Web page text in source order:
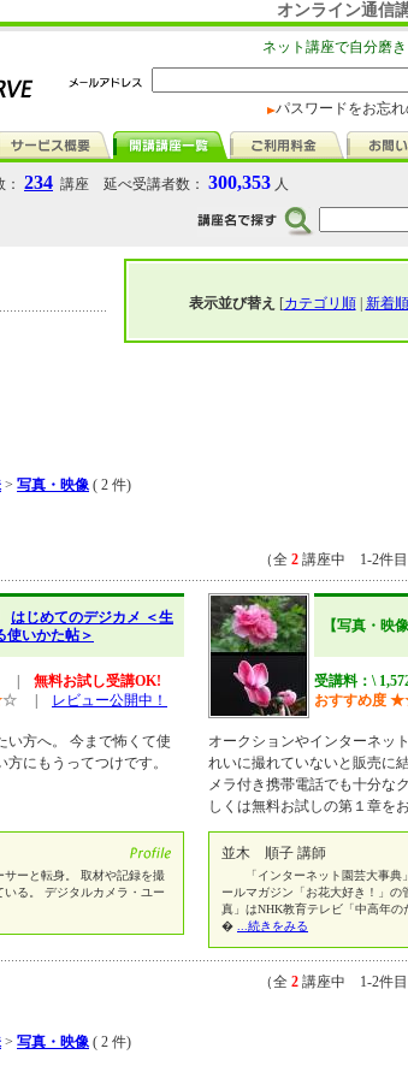
オンライン通信
ネット講座で自分磨
パスワードをお忘れ
234 講座 延べ受講者数： 300,353 人
表示並び替え [カテゴリ順| 新着順
> 写真・映像 ( 2 件)
（全 2 講座中 1-2件
はじめてのデジカメ ＜生
使いかた帖＞
無料お試し受講OK!
☆ レビュー公開中！
い方へ。 今まで怖くて使
にもうってつけです。
サーと転身。 取材や記録を撮
る。 デジタルカメラ・ユー
【写真・映
受講料：\
おすすめ度 ★
オークションやインターネッ
れいに撮れていないと販売に
メラ付き携帯電話でも十分な
しくは無料お試しの第１章を
並木 順子 講師
「インターネット園芸大事典
ールマガジン「お花大好き！」
真」はNHK教育テレビ「中高年
�
...続きをみる
（全 2 講座中 1-2件
> 写真・映像 ( 2 件)